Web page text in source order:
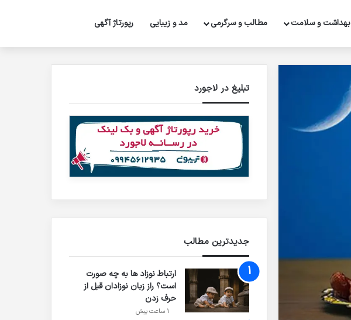
بهداشت و سلامت مطالب و سرگرمی مد و زیبایی رپورتاژ‌ آگهی
تبلیغ در لاجورد
جدیدترین مطالب
ارتباط نوزاد ها به چه صورت
است؟ راز زبان نوزادان قبل از
حرف زدن
1 ساعت پیش